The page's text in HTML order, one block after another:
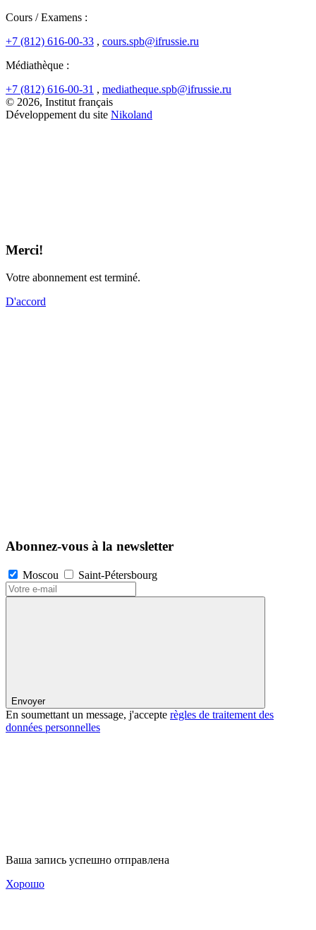
Cours / Examens :
+7 (812) 616-00-33 , cours.spb@ifrussie.ru
Médiathèque :
+7 (812) 616-00-31 , mediatheque.spb@ifrussie.ru
© 2026, Institut français
Développement du site Nikoland
Merci!
Votre abonnement est terminé.
D'accord
Abonnez-vous à la newsletter
Moscou Saint-Pétersbourg
Envoyer
En soumettant un message, j'accepte règles de traitement des
données personnelles
Ваша запись успешно отправлена
Хорошо